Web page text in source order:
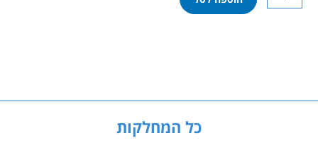
של
DINO
כל המחלקות